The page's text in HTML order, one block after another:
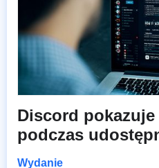
Discord
podczas
Wydanie